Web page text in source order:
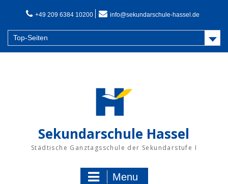
+49 209 6384 10200 info@sekundarschule-hassel.de
Top-Seiten
Sekundarschule Hassel
Städtische Ganztagsschule der Sekundarstufe I
Menu